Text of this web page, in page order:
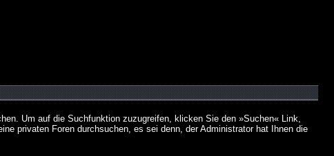
Um auf die Suchfunktion zuzugreifen, klicken Sie den »Suchen« Link,
privaten Foren durchsuchen, es sei denn, der Administrator hat Ihnen die